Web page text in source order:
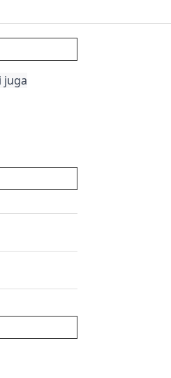
juga